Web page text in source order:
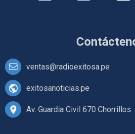
ventas@radioexitosa.pe
exitosanoticias.pe
Av. Guardia Civil 670 Chorrillos